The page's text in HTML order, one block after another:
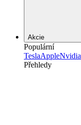
Akcie
Populární
TeslaAppleNvidia
Přehledy